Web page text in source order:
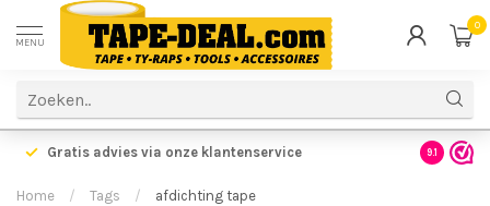
MENU
0
Gratis advies via onze klantenservice 9.1
Home / Tags / afdichting tape